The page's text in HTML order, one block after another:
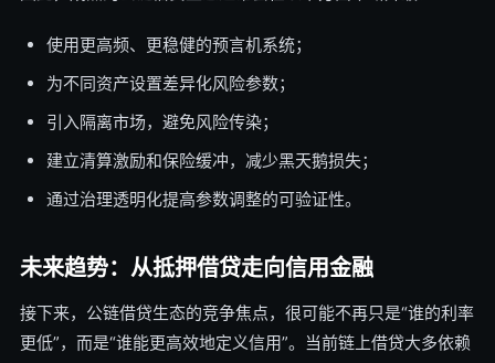
使用更高频、更稳健的预言机系统；
为不同资产设置差异化风险参数；
引入隔离市场，避免风险传染；
建立清算激励和保险缓冲，减少黑天鹅损失；
通过治理透明化提高参数调整的可验证性。
未来趋势：从抵押借贷走向信用金融
接下来，公链借贷生态的竞争焦点，很可能不再只是“谁的利率
更低”，而是“谁能更高效地定义信用”。当前链上借贷大多依赖